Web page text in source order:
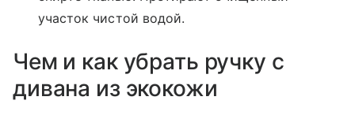
участок чистой водой.
Чем и как убрать ручку с
дивана из экокожи